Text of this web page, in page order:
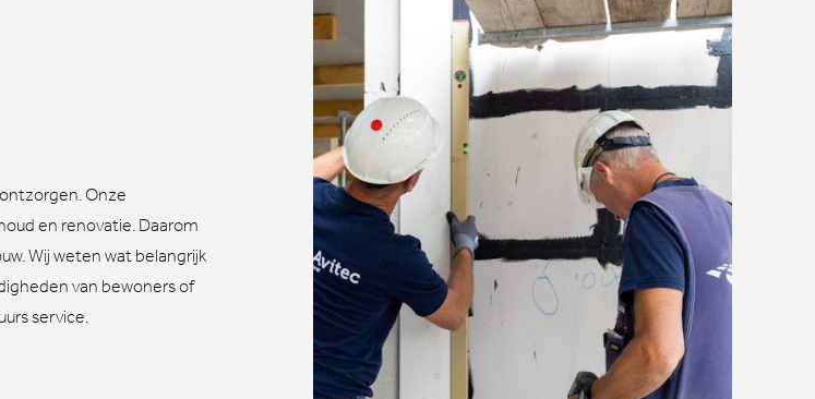
Onze
en renovatie. Daarom
Wij weten wat belangrijk
van bewoners of
service.